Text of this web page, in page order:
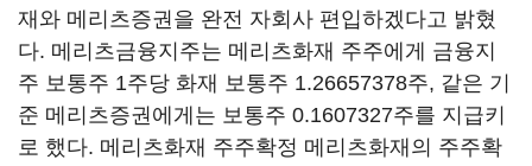
재와 메리츠증권을 완전 자회사 편입하겠다고 밝혔
다. 메리츠금융지주는 메리츠화재 주주에게 금융지
주 보통주 1주당 화재 보통주 1.26657378주, 같은 기
준 메리츠증권에게는 보통주 0.1607327주를 지급키
로 했다. 메리츠화재 주주확정 메리츠화재의 주주확